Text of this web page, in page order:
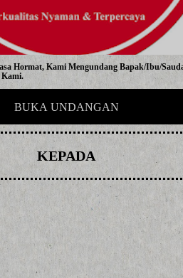
Hormat, Kami Mengundang Bapak/Ibu/
BUKA UNDANGAN
KEPADA